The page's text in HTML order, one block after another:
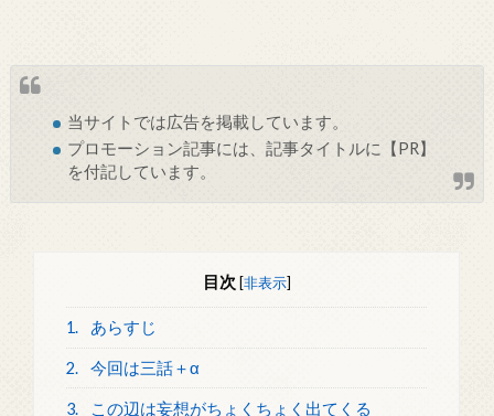
当サイトでは広告を掲載しています。
プロモーション記事には、記事タイトルに【PR】
を付記しています。
目次 [非表示]
1. あらすじ
2. 今回は三話＋α
3. この辺は妄想がちょくちょく出てくる